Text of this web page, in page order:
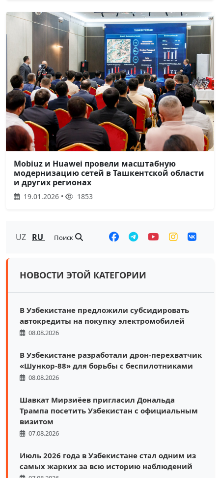
Mobiuz и Huawei провели масштабную
модернизацию сетей в Ташкентской области
и других регионах
19.01.2026 • 1853
UZ RU Поиск
НОВОСТИ ЭТОЙ КАТЕГОРИИ
В Узбекистане предложили субсидировать
автокредиты на покупку электромобилей
08.08.2026
В Узбекистане разработали дрон-перехватчик
«Шункор-88» для борьбы с беспилотниками
08.08.2026
Шавкат Мирзиёев пригласил Дональда
Трампа посетить Узбекистан с официальным
визитом
07.08.2026
Июль 2026 года в Узбекистане стал одним из
самых жарких за всю историю наблюдений